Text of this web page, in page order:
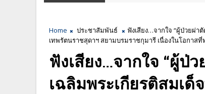
Home ประชาสัมพันธ์
ฟังเสียง…จากใจ “ผู้ป่วยผ่า
เทพรัตนราชสุดาฯ สยามบรมราชกุมารี เนื่องในโอกาส
ฟังเสียง…จากใจ “ผู้ป่
เฉลิมพระเกียรติสมเด็